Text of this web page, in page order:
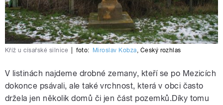
Kříž u císařské silnice foto: Miroslav Kobza, Český rozhlas
V listinách najdeme drobné zemany, kteří se po Mezicích
dokonce psávali, ale také vrchnost, která v obci často
držela jen několik domů či jen část pozemků.Díky tomu